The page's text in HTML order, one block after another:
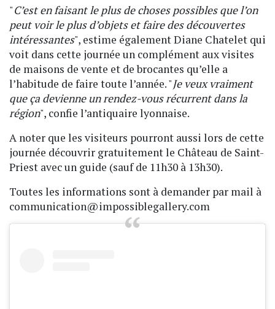
"C’est en faisant le plus de choses possibles que l’on
peut voir le plus d’objets et faire des découvertes
intéressantes", estime également Diane Chatelet qui
voit dans cette journée un complément aux visites
de maisons de vente et de brocantes qu’elle a
l’habitude de faire toute l’année. "Je veux vraiment
que ça devienne un rendez-vous récurrent dans la
région", confie l’antiquaire lyonnaise.
A noter que les visiteurs pourront aussi lors de cette
journée découvrir gratuitement le Château de Saint-
Priest avec un guide (sauf de 11h30 à 13h30).
Toutes les informations sont à demander par mail à
communication@impossiblegallery.com